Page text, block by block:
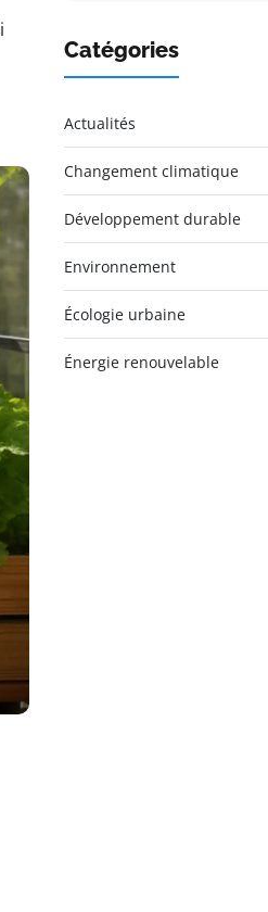
Catégories
Actualités
Changement climatique
Développement durable
Environnement
Écologie urbaine
Énergie renouvelable